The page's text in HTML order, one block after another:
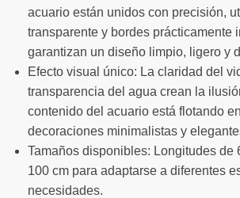
acuario están unidos con precisión,
transparente y bordes prácticamente
garantizan un diseño limpio, ligero y
Efecto visual único: La claridad del
transparencia del agua crean la
contenido del acuario está flotando
decoraciones minimalistas y
Tamaños disponibles: Longitudes de
100 cm para adaptarse a diferentes
necesidades.